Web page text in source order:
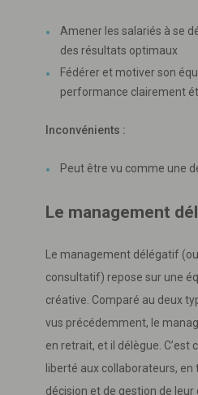
Amener les salariés à se
des résultats optimaux
Fédérer et motiver son
performance clairement
Inconvénients :
Peut être vu comme une
Le management
Le management délégatif
consultatif) repose sur une
créative. Comparé au deux
vus précédemment, le
en retrait, et il délègue. C’est
liberté aux collaborateurs, en
décision et de gestion de